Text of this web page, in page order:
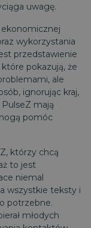
uwagę.
wykorzystania
przedstawienie
pokazują, że
ale
ignorując kraj,
mają
pomóc
którzy chcą
to jest
niemal
wszystkie teksty i
potrzebne.
młodych